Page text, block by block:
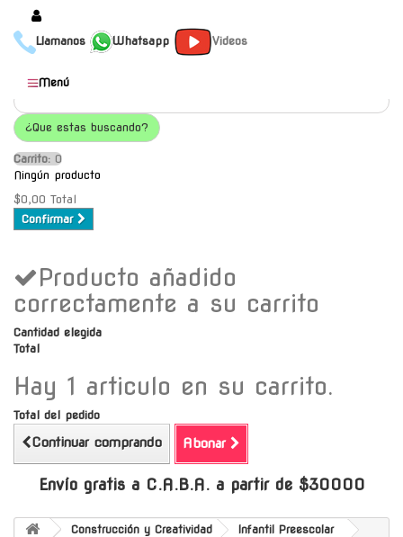
Llamanos Whatsapp Videos
Productos
Populares
Categorías
Marcas
Mayoristas
Contacto
Envío gratis a C.A.B.A. a
partir de $30000
Menú
¿Que estas buscando?
Carrito: O
Ningún producto
$0,00 Total
Confirmar
Producto añadido
correctamente a su carrito
Cantidad elegida
Total
Hay 1 articulo en su carrito.
Total del pedido
Continuar comprando Abonar
Envío gratis a C.A.B.A. a partir de $30000
Construcción y Creatividad
Infantil Preescolar